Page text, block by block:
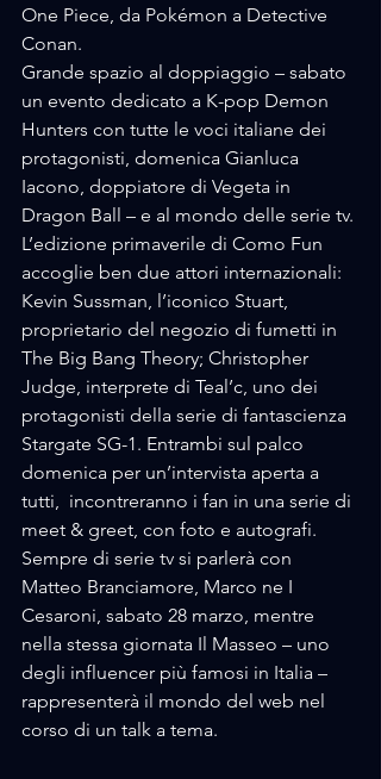
One Piece, da Pokémon a Detective
Conan.
Grande spazio al doppiaggio – sabato
un evento dedicato a K-pop Demon
Hunters con tutte le voci italiane dei
protagonisti, domenica Gianluca
Iacono, doppiatore di Vegeta in
Dragon Ball – e al mondo delle serie tv.
L’edizione primaverile di Como Fun
accoglie ben due attori internazionali:
Kevin Sussman, l’iconico Stuart,
proprietario del negozio di fumetti in
The Big Bang Theory; Christopher
Judge, interprete di Teal’c, uno dei
protagonisti della serie di fantascienza
Stargate SG-1. Entrambi sul palco
domenica per un’intervista aperta a
tutti,  incontreranno i fan in una serie di
meet & greet, con foto e autografi.
Sempre di serie tv si parlerà con
Matteo Branciamore, Marco ne I
Cesaroni, sabato 28 marzo, mentre
nella stessa giornata Il Masseo – uno
degli influencer più famosi in Italia –
rappresenterà il mondo del web nel
corso di un talk a tema.